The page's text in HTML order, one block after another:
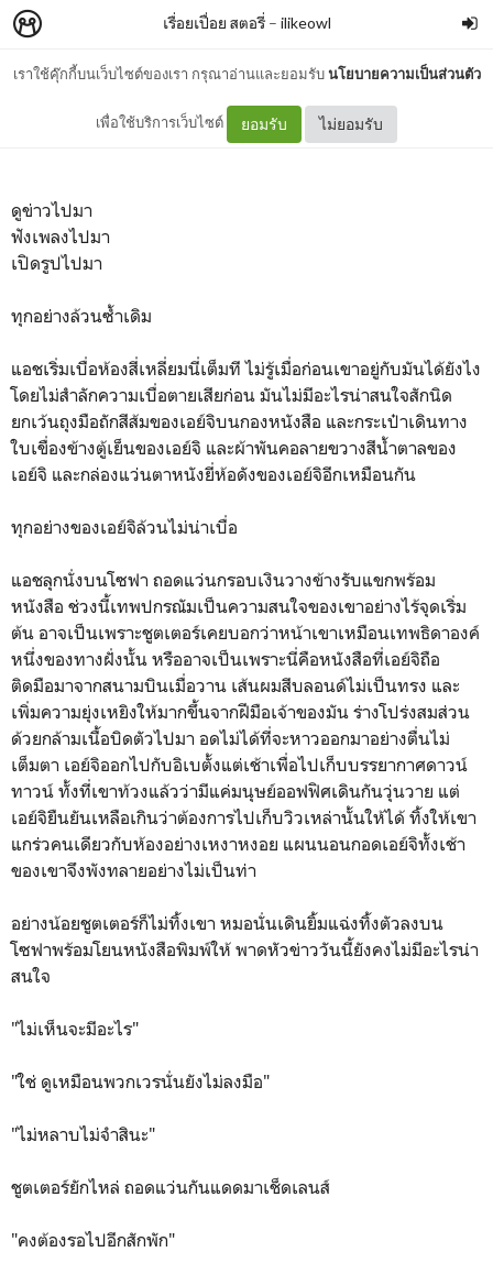
เราใช้คุ๊กกี้บนเว็บไซต์ของเรา กรุณาอ่านและยอมรับนโยบายความเป็นส่วนตัว
เพื่อใช้บริการเว็บไซต์ ยอมรับ ไม่ยอมรับ
เรื่อยเปื่อย​ สตอรี่– ilikeowl
Tournante (Ash/Eiji)
ดูข่าวไปมา
ฟังเพลงไปมา
เปิดรูปไปมา
ทุกอย่างล้วนซ้ำเดิม
แอชเริ่มเบื่อห้องสี่เหลี่ยมนี่เต็มที ไม่รู้เมื่อก่อนเขาอยู่กับมันได้ยังไง
โดยไม่สำลักความเบื่อตายเสียก่อน มันไม่มีอะไรน่าสนใจสักนิด
ยกเว้นถุงมือถักสีส้มของเอย์จิบนกองหนังสือ และกระเป๋าเดินทาง
ใบเขื่องข้างตู้เย็นของเอย์จิ และผ้าพันคอลายขวางสีน้ำตาลของ
เอย์จิ และกล่องแว่นตาหนังยี่ห้อดังของเอย์จิอีกเหมือนกัน
ทุกอย่างของเอย์จิล้วนไม่น่าเบื่อ
แอชลุกนั่งบนโซฟา ถอดแว่นกรอบเงินวางข้างรับแขกพร้อม
หนังสือ ช่วงนี้เทพปกรณัมเป็นความสนใจของเขาอย่างไร้จุดเริ่ม
ต้น อาจเป็นเพราะชูตเตอร์เคยบอกว่าหน้าเขาเหมือนเทพธิดาองค์
หนึ่งของทางฝั่งนั้น หรืออาจเป็นเพราะนี่คือหนังสือที่เอย์จิถือ
ติดมือมาจากสนามบินเมื่อวาน เส้นผมสีบลอนด์ไม่เป็นทรง และ
เพิ่มความยุ่งเหยิงให้มากขึ้นจากฝีมือเจ้าของมัน ร่างโปร่งสมส่วน
ด้วยกล้ามเนื้อบิดตัวไปมา อดไม่ได้ที่จะหาวออกมาอย่างตื่นไม่
เต็มตา เอย์จิออกไปกับอิเบตั้งแต่เช้าเพื่อไปเก็บบรรยากาศดาวน์
ทาวน์ ทั้งที่เขาท้วงแล้วว่ามีแค่มนุษย์ออฟฟิศเดินกันวุ่นวาย แต่
เอย์จิยืนยันเหลือเกินว่าต้องการไปเก็บวิวเหล่านั้นให้ได้ ทิ้งให้เขา
แกร่วคนเดียวกับห้องอย่างเหงาหงอย แผนนอนกอดเอย์จิทั้งเช้า
ของเขาจึงพังทลายอย่างไม่เป็นท่า
อย่างน้อยชูตเตอร์ก็ไม่ทิ้งเขา หมอนั่นเดินยิ้มแฉ่งทิ้งตัวลงบน
โซฟาพร้อมโยนหนังสือพิมพ์ให้ พาดหัวข่าววันนี้ยังคงไม่มีอะไรน่า
สนใจ
"ไม่เห็นจะมีอะไร"
"ใช่ ดูเหมือนพวกเวรนั่นยังไม่ลงมือ"
"ไม่หลาบไม่จำสินะ"
ชูตเตอร์ยักไหล่ ถอดแว่นกันแดดมาเช็ดเลนส์
"คงต้องรอไปอีกสักพัก"